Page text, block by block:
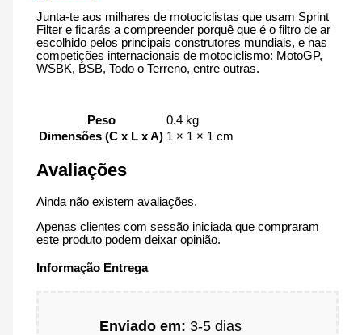
Junta-te aos milhares de motociclistas que usam Sprint
Filter e ficarás a compreender porquê que é o filtro de ar
escolhido pelos principais construtores mundiais, e nas
competições internacionais de motociclismo: MotoGP,
WSBK, BSB, Todo o Terreno, entre outras.
Peso
0.4 kg
Dimensões (C x L x A) 1 × 1 × 1 cm
Avaliações
Ainda não existem avaliações.
Apenas clientes com sessão iniciada que compraram
este produto podem deixar opinião.
Informação Entrega
Enviado em: 3-5 dias